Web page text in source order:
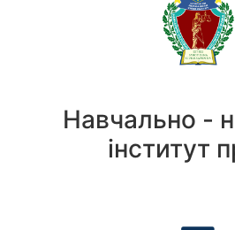
Навчально -
інститут